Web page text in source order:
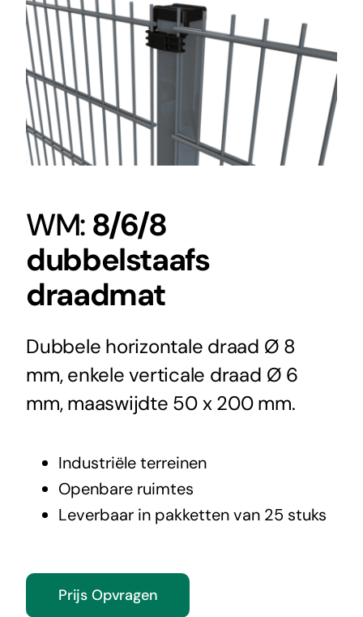
WM:8/6/8
dubbelstaafs
draadmat
Dubbele horizontale draad Ø 8
mm, enkele verticale draad Ø 6
mm, maaswijdte 50 x 200 mm.
Industriële terreinen
Openbare ruimtes
Leverbaar in pakketten van 25 stuks
Prijs Opvragen